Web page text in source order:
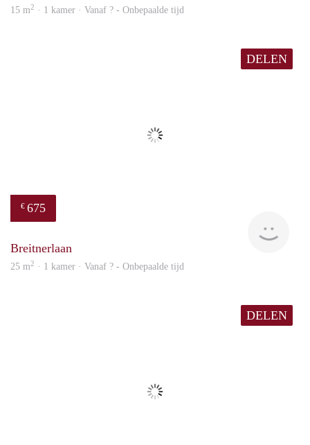
15 m2 · 1 kamer · Vanaf ? - Onbepaalde tijd
DELEN
€ 675
Breitnerlaan
25 m2 · 1 kamer · Vanaf ? - Onbepaalde tijd
DELEN